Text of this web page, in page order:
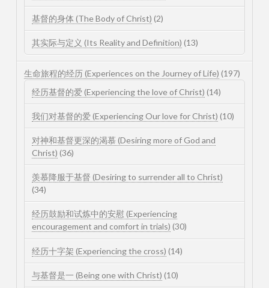
基督的身体 (The Body of Christ) (2)
其实际与定义 (Its Reality and Definition) (13)
生命旅程的经历 (Experiences on the Journey of Life) (197)
经历基督的爱 (Experiencing the love of Christ) (14)
我们对基督的爱 (Experiencing Our love for Christ) (10)
对神和基督更深的渴慕 (Desiring more of God and
Christ) (36)
羡慕降服于基督 (Desiring to surrender all to Christ)
(34)
经历鼓励和试炼中的安慰 (Experiencing
encouragement and comfort in trials) (30)
经历十字架 (Experiencing the cross) (14)
与基督是一 (Being one with Christ) (10)